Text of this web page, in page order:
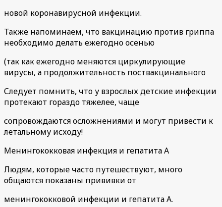
новой коронавирусной инфекции.
Также напоминаем, что вакцинацию против гриппа
необходимо делать ежегодно осенью
(так как ежегодно меняются циркулирующие
вирусы, а продолжительность поствакцинального
Следует помнить, что у взрослых детские инфекции
протекают гораздо тяжелее, чаще
сопровождаются осложнениями и могут привести к
летальному исходу!
Менингококковая инфекция и гепатита А
Людям, которые часто путешествуют, много
общаются показаны прививки от
менингококковой инфекции и гепатита А.